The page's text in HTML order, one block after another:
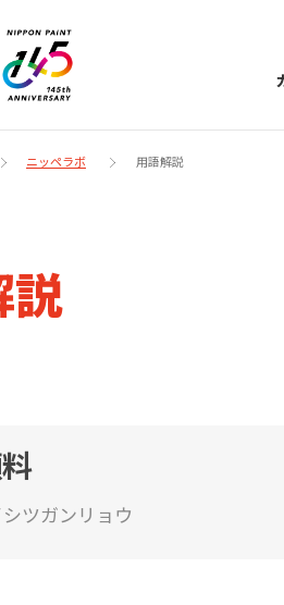
・自動車補修用の各分野で、
様サポー
にあたっては、まずは「よく
をご参照ください。
ペイント
物用、自動車の補修塗装向け
製造および販売を展開。全国
ニッペラボ 用語解説
説
ツガンリョウ